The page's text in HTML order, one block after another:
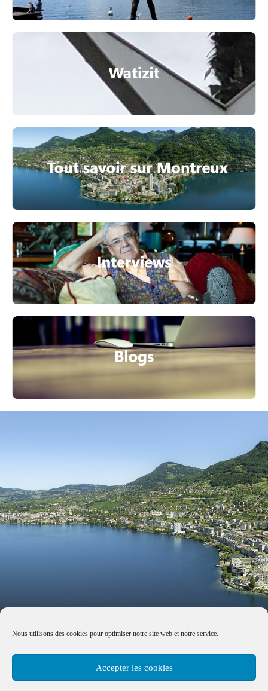
Nous utilisons des cookies pour optimiser notre site web et notre service.
Accepter les cookies